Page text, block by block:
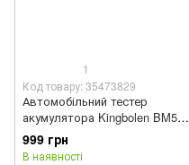
1
Код товару: 35473829
Автомобільний тестер
акумулятора Kingbolen BM560
(6/12 В, дисплей)
999 грн
В наявності